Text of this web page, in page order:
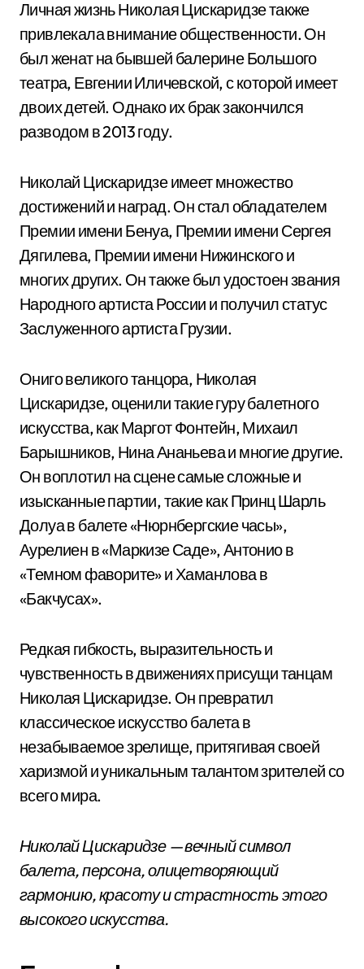
Личная жизнь Николая Цискаридзе также
привлекала внимание общественности. Он
был женат на бывшей балерине Большого
театра, Евгении Иличевской, с которой имеет
двоих детей. Однако их брак закончился
разводом в 2013 году.
Николай Цискаридзе имеет множество
достижений и наград. Он стал обладателем
Премии имени Бенуа, Премии имени Сергея
Дягилева, Премии имени Нижинского и
многих других. Он также был удостоен звания
Народного артиста России и получил статус
Заслуженного артиста Грузии.
Ониго великого танцора, Николая
Цискаридзе, оценили такие гуру балетного
искусства, как Маргот Фонтейн, Михаил
Барышников, Нина Ананьева и многие другие.
Он воплотил на сцене самые сложные и
изысканные партии, такие как Принц Шарль
Долуа в балете «Нюрнбергские часы»,
Аурелиен в «Маркизе Саде», Антонио в
«Темном фаворите» и Хаманлова в
«Бакчусах».
Редкая гибкость, выразительность и
чувственность в движениях присущи танцам
Николая Цискаридзе. Он превратил
классическое искусство балета в
незабываемое зрелище, притягивая своей
харизмой и уникальным талантом зрителей со
всего мира.
Николай Цискаридзе — вечный символ
балета, персона, олицетворяющий
гармонию, красоту и страстность этого
высокого искусства.